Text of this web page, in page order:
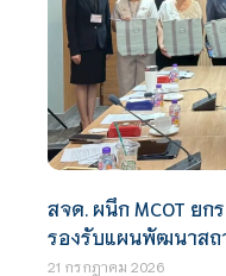
สจด. ผนึก MCOT ย
รองรับแผนพัฒนาสถ
21 กรกฎาคม 2026